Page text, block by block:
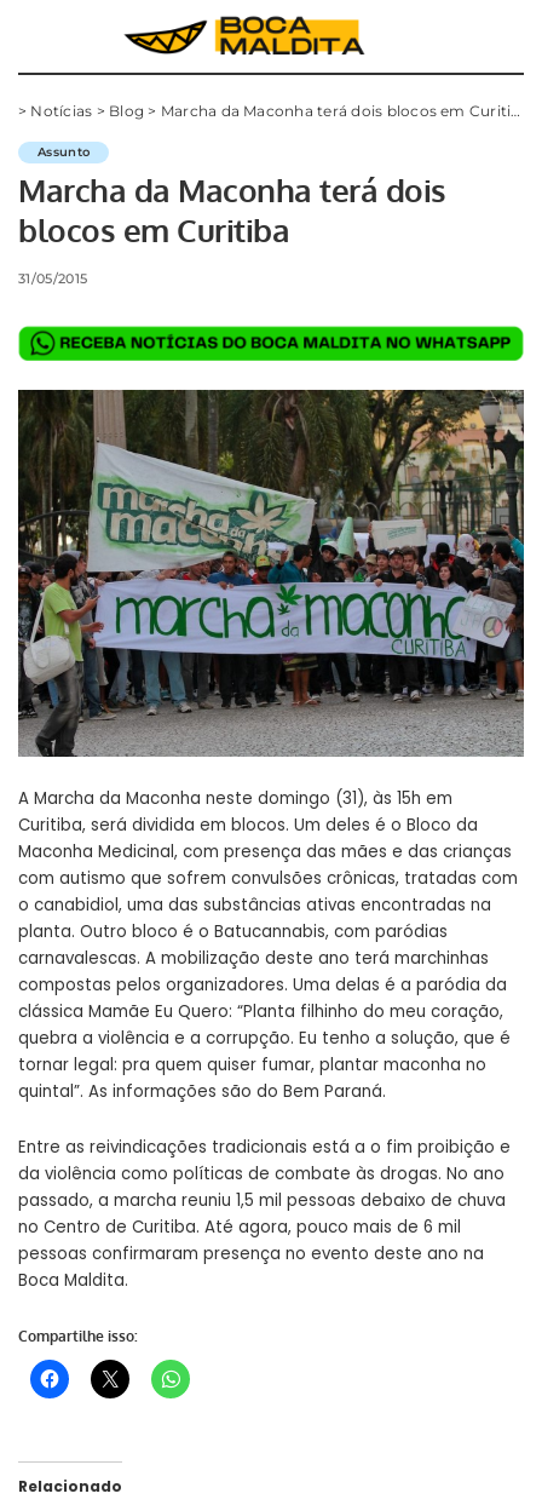
> Notícias > Blog > Marcha da Maconha terá dois blocos em Curitiba
Assunto
Marcha da Maconha terá dois
blocos em Curitiba
31/05/2015
A Marcha da Maconha neste domingo (31), às 15h em
Curitiba, será dividida em blocos. Um deles é o Bloco da
Maconha Medicinal, com presença das mães e das crianças
com autismo que sofrem convulsões crônicas, tratadas com
o canabidiol, uma das substâncias ativas encontradas na
planta. Outro bloco é o Batucannabis, com paródias
carnavalescas. A mobilização deste ano terá marchinhas
compostas pelos organizadores. Uma delas é a paródia da
clássica Mamãe Eu Quero: “Planta filhinho do meu coração,
quebra a violência e a corrupção. Eu tenho a solução, que é
tornar legal: pra quem quiser fumar, plantar maconha no
quintal”. As informações são do Bem Paraná.
Entre as reivindicações tradicionais está a o fim proibição e
da violência como políticas de combate às drogas. No ano
passado, a marcha reuniu 1,5 mil pessoas debaixo de chuva
no Centro de Curitiba. Até agora, pouco mais de 6 mil
pessoas confirmaram presença no evento deste ano na
Boca Maldita.
Compartilhe isso:
Relacionado